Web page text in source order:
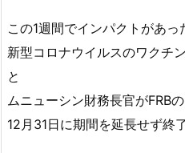
この1週間でインパクトがあっ
新型コロナウイルスのワクチ
と
ムニューシン財務長官がFRB
12月31日に期間を延長せず終